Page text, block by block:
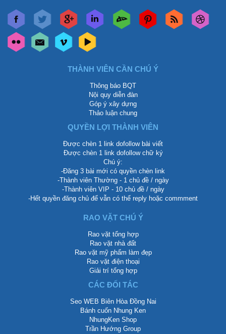
THÀNH VIÊN CẦN CHÚ Ý
Thông báo BQT
Nội quy diễn đàn
Góp ý xây dựng
Thảo luận chung
QUYỀN LỢI THÀNH VIÊN
Được chèn 1 link dofollow bài viết
Được chèn 1 link dofollow chữ ký
Chú ý:
-Đăng 3 bài mới có quyền chèn link
-Thành viên Thường - 1 chủ đề / ngày
-Thành viên VIP - 10 chủ đề / ngày
-Hết quyền đăng chủ để vẫn có thể reply hoặc commment
RAO VẶT CHÚ Ý
Rao vặt tổng hợp
Rao vặt nhà đất
Rao vặt mỹ phẩm làm đẹp
Rao vặt điện thoại
Giải trí tổng hợp
CÁC ĐỐI TÁC
Seo WEB Biên Hòa Đồng Nai
Bánh cuốn Nhung Ken
NhungKen Shop
Trần Hướng Group